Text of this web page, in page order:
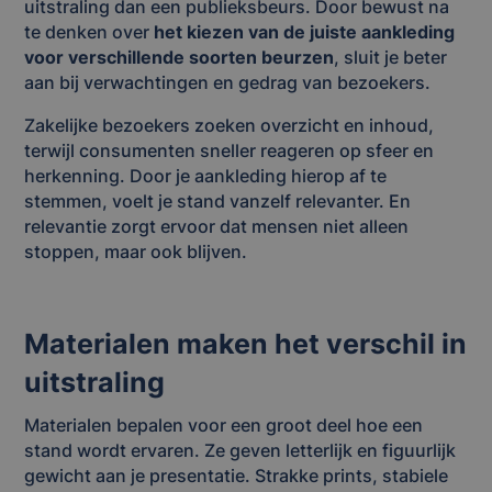
uitstraling dan een publieksbeurs. Door bewust na
te denken over het kiezen van de juiste aankleding
voor verschillende soorten beurzen, sluit je beter
aan bij verwachtingen en gedrag van bezoekers.
Zakelijke bezoekers zoeken overzicht en inhoud,
terwijl consumenten sneller reageren op sfeer en
herkenning. Door je aankleding hierop af te
stemmen, voelt je stand vanzelf relevanter. En
relevantie zorgt ervoor dat mensen niet alleen
stoppen, maar ook blijven.
Materialen maken het verschil in
uitstraling
Materialen bepalen voor een groot deel hoe een
stand wordt ervaren. Ze geven letterlijk en figuurlijk
gewicht aan je presentatie. Strakke prints, stabiele